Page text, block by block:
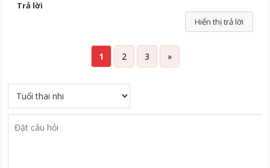
Trả lời
Hiển thị trả lời
1 2 3 »